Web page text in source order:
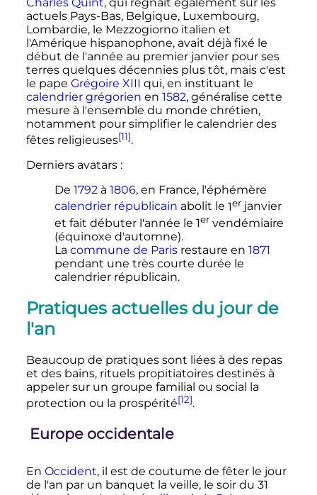
actuels Pays-Bas, Belgique, Luxembourg,
Lombardie, le Mezzogiorno italien et
l'Amérique hispanophone, avait déjà fixé le
début de l'année au premier janvier pour ses
terres quelques décennies plus tôt, mais c'est
le pape Grégoire XIII qui, en instituant le
calendrier grégorien en 1582, généralise cette
mesure à l'ensemble du monde chrétien,
notamment pour simplifier le calendrier des
fêtes religieuses[11].
Derniers avatars :
De 1792à 1806, en France, l'éphémère
calendrier républicain abolit le 1er janvier
et fait débuter l'année le 1er vendémiaire
(équinoxe d'automne).
La commune de Parisrestaure en 1871
pendant une très courte durée le
calendrier républicain.
Pratiques actuelles du jour de
l'an
Beaucoup de pratiques sont liées à des repas
et des bains, rituels propitiatoires destinés à
appeler sur un groupe familial ou social la
protection ou la prospérité[12].
Europe occidentale
En Occident, il est de coutume de fêter le jour
de l'an par un banquet la veille, le soir du 31